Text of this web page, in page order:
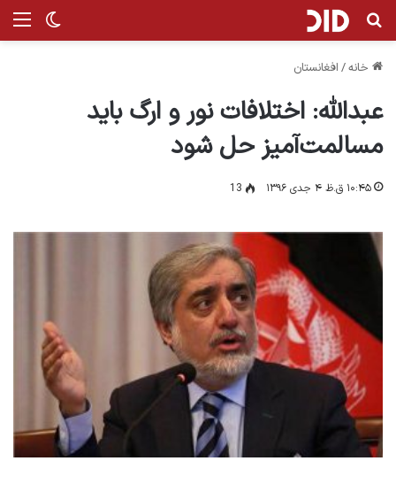
تغییر جستجو برای
خانه/ افغانستان
عبدالله: اختلافات نور و ارگ باید
مسالمت‌آمیز حل شود
۱۰:۴۵ ق.ظ ۴ جدی ۱۳۹۶ 13